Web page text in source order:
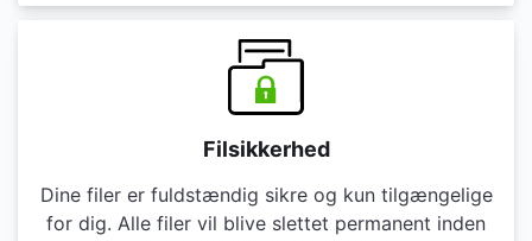
Filsikkerhed
Dine filer er fuldstændig sikre og kun tilgængelige
for dig. Alle filer vil blive slettet permanent inden